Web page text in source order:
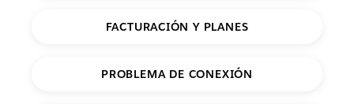
FACTURACIÓN Y PLANES
PROBLEMA DE CONEXIÓN